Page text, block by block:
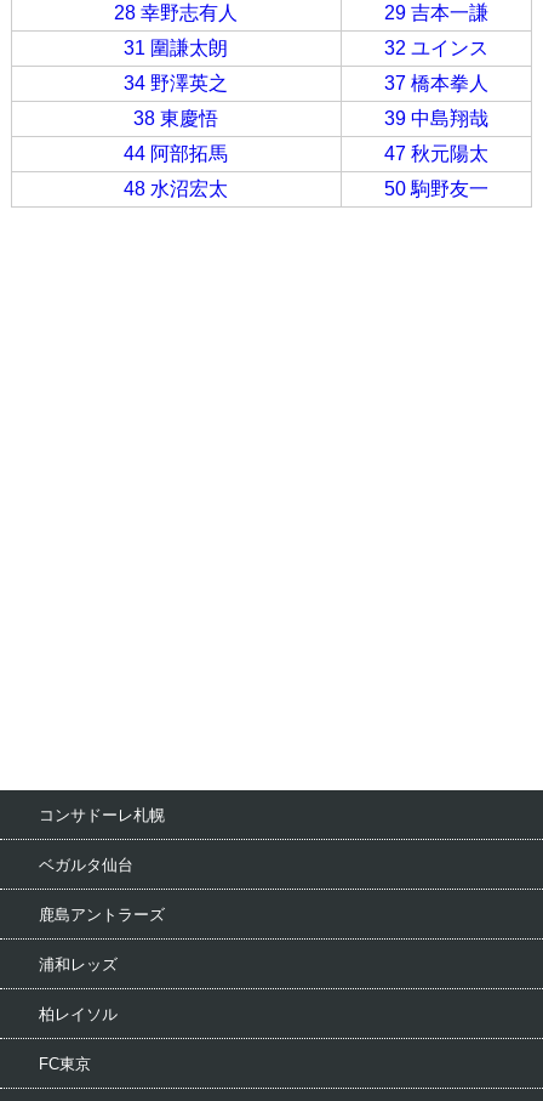
28 幸野志有人
29 吉本一謙
31 圍謙太朗
32 ユインス
34 野澤英之
37 橋本拳人
38 東慶悟
39 中島翔哉
44 阿部拓馬
47 秋元陽太
48 水沼宏太
50 駒野友一
コンサドーレ札幌
ベガルタ仙台
鹿島アントラーズ
浦和レッズ
柏レイソル
FC東京